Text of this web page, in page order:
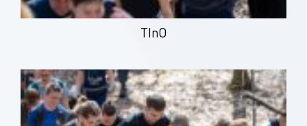
TInO